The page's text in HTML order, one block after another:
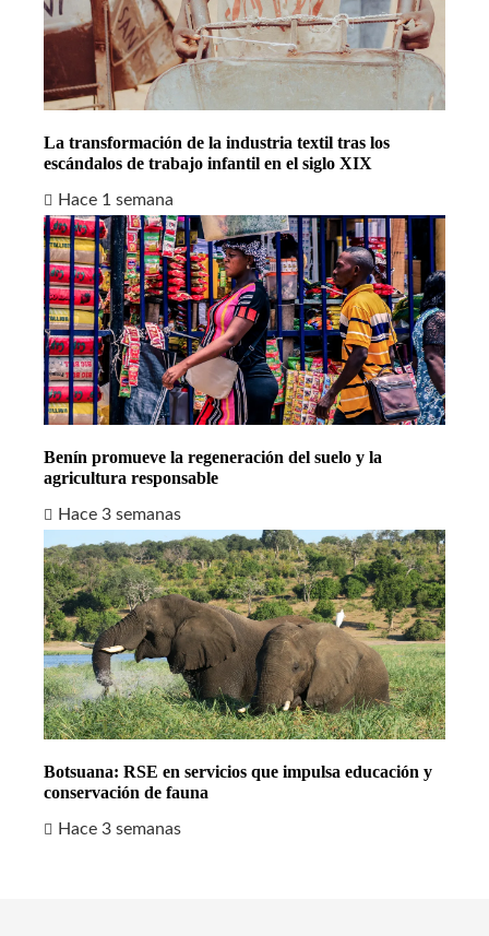
La transformación de la industria textil tras los
escándalos de trabajo infantil en el siglo XIX
Hace 1 semana
Benín promueve la regeneración del suelo y la
agricultura responsable
Hace 3 semanas
Botsuana: RSE en servicios que impulsa educación y
conservación de fauna
Hace 3 semanas